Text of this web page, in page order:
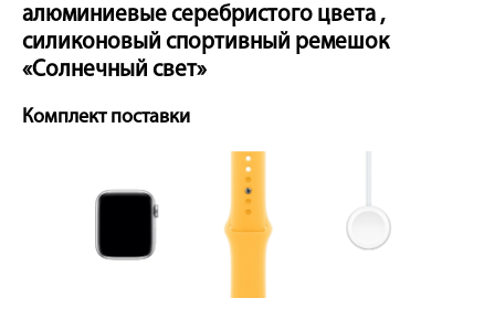
алюминиевые серебристого цвета ,
силиконовый спортивный ремешок
«Солнечный свет»
Комплект поставки